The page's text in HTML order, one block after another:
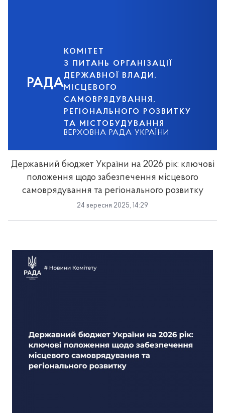
РАДА
КОМІТЕТ
З ПИТАНЬ ОРГАНІЗАЦІЇ
ДЕРЖАВНОЇ ВЛАДИ,
МІСЦЕВОГО
САМОВРЯДУВАННЯ,
РЕГІОНАЛЬНОГО РОЗВИТКУ
ТА МІСТОБУДУВАННЯ
ВЕРХОВНА РАДА УКРАЇНИ
Державний бюджет України на 2026 рік: ключові
положення щодо забезпечення місцевого
самоврядування та регіонального розвитку
24 вересня 2025, 14:29